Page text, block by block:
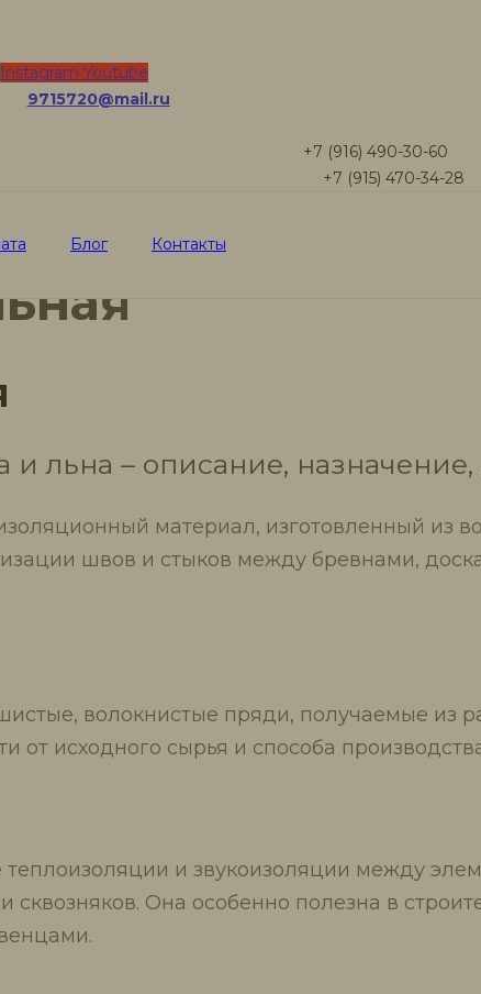
Instagram Youtube
9715720@mail.ru
+7 (916) 490-30-60
+7 (915) 470-34-28
Блог Контакты
и льна – описание,
материал, изготовленный из
швов и стыков между бревнами,
волокнистые пряди, получаемые из
от исходного сырья и способа
и звукоизоляции между
Она особенно полезна в